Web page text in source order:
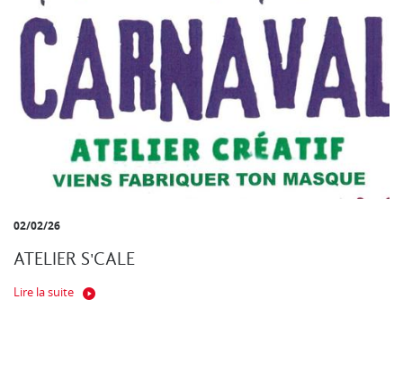
02/02/26
ATELIER S'CALE
Lire la suite